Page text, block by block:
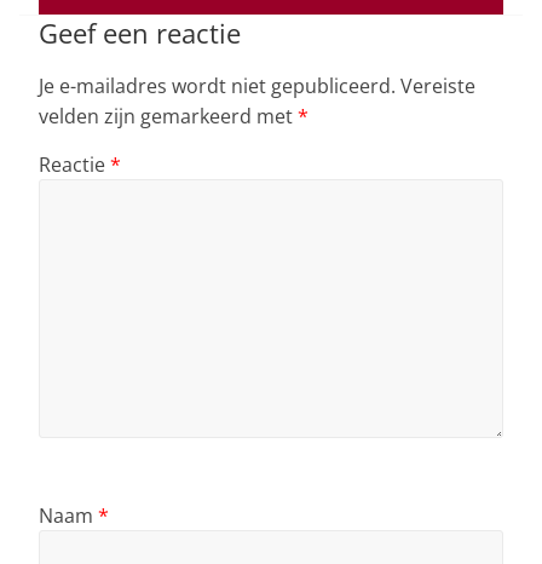
k
Geef een reactie
Je e-mailadres wordt niet gepubliceerd. Vereiste
velden zijn gemarkeerd met*
Reactie*
Naam *